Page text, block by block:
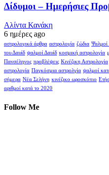
Δίδυμοι – Ημερήσιες
Αλίντα Κανάκη
6 ημέρες ago
αστρολογικά άρθρα αστρολογία ζώδια Ψαλμοί
του Δαυίδ ψαλμοί Δαυίδ κοσμική αστρολογία
Πανσέληνος προβλέψεις Κινέζικη Αστρολογία
αστρολογία Παγκόσμια αστρολγία ψαλμοί
σήμερα Νέα Σελήνη κινέζικο ωροσκόπιο
αριθμοί κατά το 2020
Follow Me